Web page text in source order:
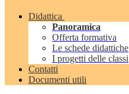
Didattica
Panoramica
Offerta formativa
Le schede didattiche
I progetti delle classi
Contatti
Documenti utili